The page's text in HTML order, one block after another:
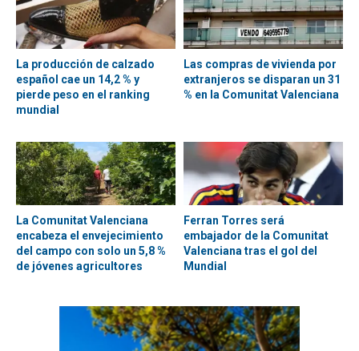
La producción de calzado
español cae un 14,2 % y
pierde peso en el ranking
mundial
Las compras de vivienda por
extranjeros se disparan un 31
% en la Comunitat Valenciana
La Comunitat Valenciana
encabeza el envejecimiento
del campo con solo un 5,8 %
de jóvenes agricultores
Ferran Torres será
embajador de la Comunitat
Valenciana tras el gol del
Mundial